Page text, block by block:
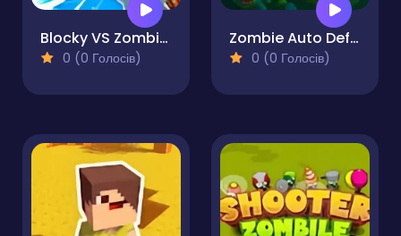
Blocky VS Zombies
0 (0 Голосів)
Zombie Auto Defense
0 (0 Голосів)